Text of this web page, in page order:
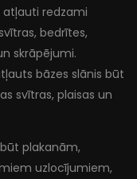
atļauti redzami
bedrītes,
skrāpējumi.
bāzes slānis būt
svītras, plaisas un
plakanām,
uzlocījumiem,